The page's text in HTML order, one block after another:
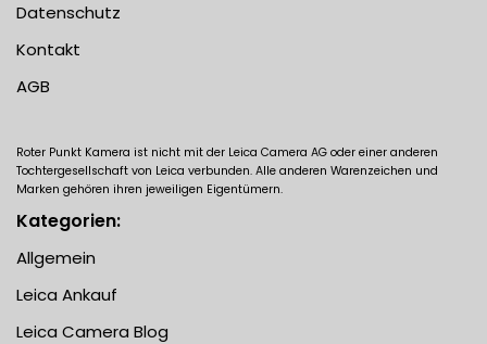
Datenschutz
Kontakt
AGB
Roter Punkt Kamera ist nicht mit der Leica Camera AG oder einer anderen
Tochtergesellschaft von Leica verbunden. Alle anderen Warenzeichen und
Marken gehören ihren jeweiligen Eigentümern.
Kategorien:
Allgemein
Leica Ankauf
Leica Camera Blog